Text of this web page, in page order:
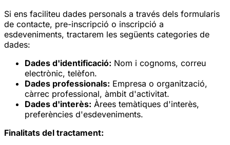
Si ens faciliteu dades personals a través dels formularis
de contacte, pre-inscripció o inscripció a
esdeveniments, tractarem les següents categories de
dades:
Dades d'identificació: Nom i cognoms, correu
electrònic, telèfon.
Dades professionals: Empresa o organització,
càrrec professional, àmbit d'activitat.
Dades d'interès: Àrees temàtiques d'interès,
preferències d'esdeveniments.
Finalitats del tractament: